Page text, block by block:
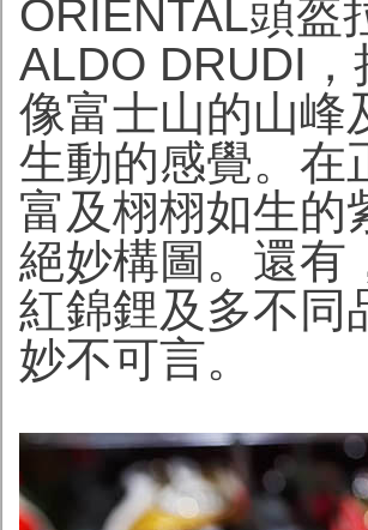
ORIENTAL頭盔
ALDO DRUDI
像富士山的山峰
生動的感覺。在
富及栩栩如生的
絕妙構圖。還有
紅錦鋰及多不同
妙不可言。